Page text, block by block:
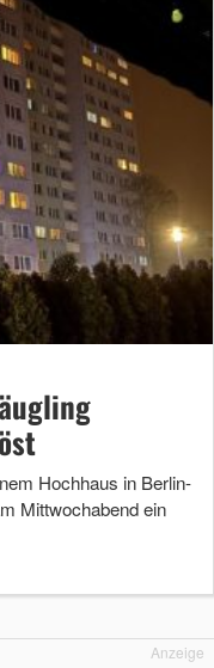
Hochhaus in Berlin-
Mittwochabend ein
Anzeige